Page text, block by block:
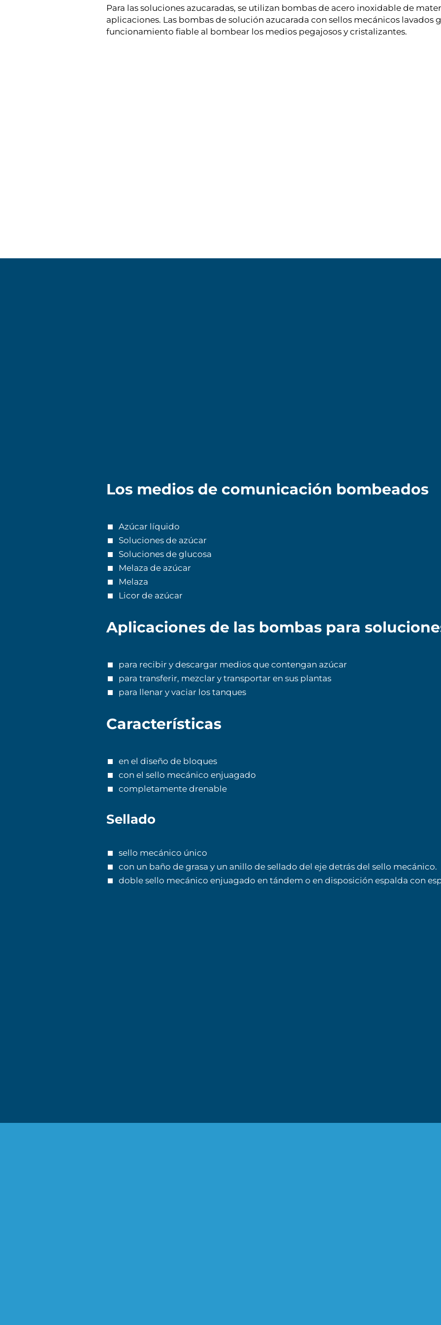
Para las soluciones azucaradas, se utilizan bombas de acero inoxidable de
aplicaciones. Las bombas de solución azucarada con sellos mecánicos lavados
funcionamiento fiable al bombear los medios pegajosos y cristalizantes.
Los medios de comunicación bombeados
Azúcar líquido
Soluciones de azúcar
Soluciones de glucosa
Melaza de azúcar
Melaza
Licor de azúcar
Aplicaciones de las bombas para
para recibir y descargar medios que contengan azúcar
para transferir, mezclar y transportar en sus plantas
para llenar y vaciar los tanques
Características
en el diseño de bloques
con el sello mecánico enjuagado
completamente drenable
Sellado
sello mecánico único
con un baño de grasa y un anillo de sellado del eje detrás del sello mecánico.
doble sello mecánico enjuagado en tándem o en disposición espalda con